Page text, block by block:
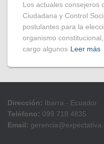
Los actuales consejeros
Ciudadana y Control
postulantes para la
organismo
cargo algunos Leer más
Dirección: Ibarra - Ecuador
Teléfono: 099 718 4835
Email: